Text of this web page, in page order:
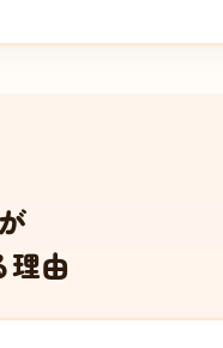
理由